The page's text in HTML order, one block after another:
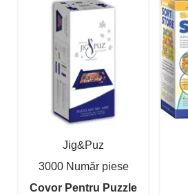
Jig&Puz
3000 Număr piese
Covor Pentru Puzzle